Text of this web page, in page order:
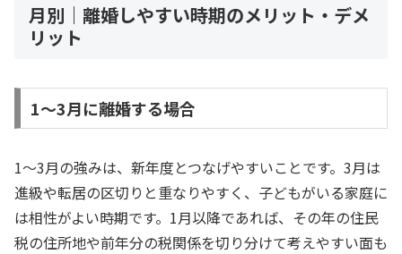
月別｜離婚しやすい時期のメリット・デメ
リット
1〜3月に離婚する場合
1〜3月の強みは、新年度とつなげやすいことです。3月は
進級や転居の区切りと重なりやすく、子どもがいる家庭に
は相性がよい時期です。1月以降であれば、その年の住民
税の住所地や前年分の税関係を切り分けて考えやすい面も